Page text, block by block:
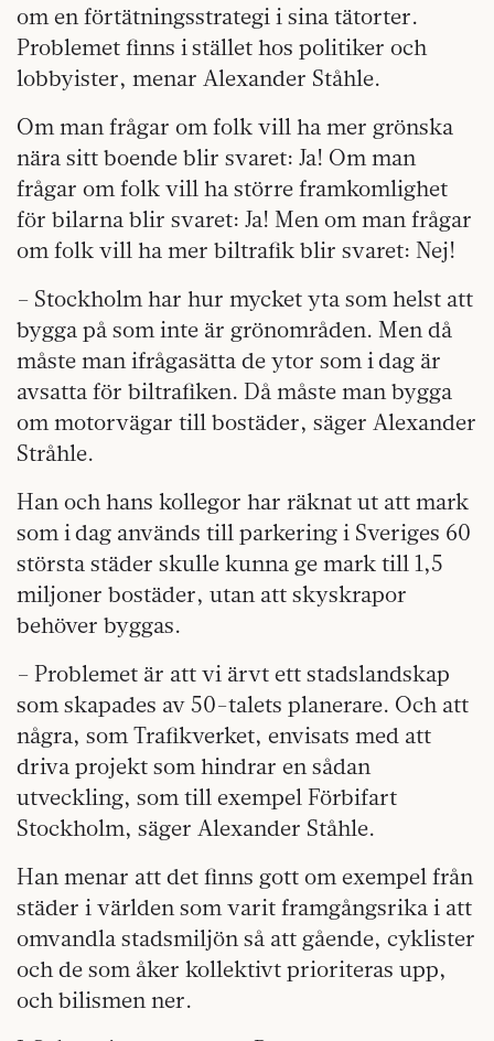
om en förtätningsstrategi i sina tätorter.
Problemet finns i stället hos politiker och
lobbyister, menar Alexander Ståhle.
Om man frågar om folk vill ha mer grönska
nära sitt boende blir svaret: Ja! Om man
frågar om folk vill ha större framkomlighet
för bilarna blir svaret: Ja! Men om man frågar
om folk vill ha mer biltrafik blir svaret: Nej!
– Stockholm har hur mycket yta som helst att
bygga på som inte är grönområden. Men då
måste man ifrågasätta de ytor som i dag är
avsatta för biltrafiken. Då måste man bygga
om motorvägar till bostäder, säger Alexander
Stråhle.
Han och hans kollegor har räknat ut att mark
som i dag används till parkering i Sveriges 60
största städer skulle kunna ge mark till 1,5
miljoner bostäder, utan att skyskrapor
behöver byggas.
– Problemet är att vi ärvt ett stadslandskap
som skapades av 50-talets planerare. Och att
några, som Trafikverket, envisats med att
driva projekt som hind­rar en sådan
utveckling, som till exempel Förbifart
Stockholm, säger Alexander Ståhle.
Han menar att det finns gott om exempel från
städer i världen som varit framgångsrika i att
omvandla stadsmiljön så att gående, cyklister
och de som åker kollektivt prioriteras upp,
och bilismen ner.